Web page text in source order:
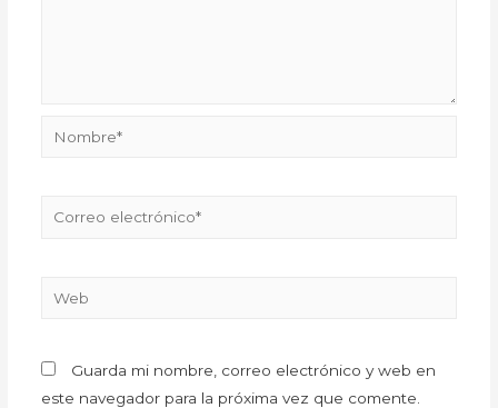
Guarda mi nombre, correo electrónico y web en
este navegador para la próxima vez que comente.